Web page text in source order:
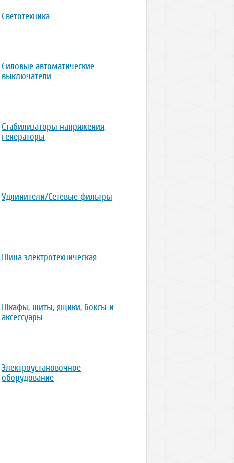
Светотехника
Силовые автоматические
выключатели
Стабилизаторы напряжения,
генераторы
Удлинители/Сетевые фильтры
Шина электротехническая
Шкафы, щиты, ящики, боксы и
аксессуары
Электроустановочное
оборудование